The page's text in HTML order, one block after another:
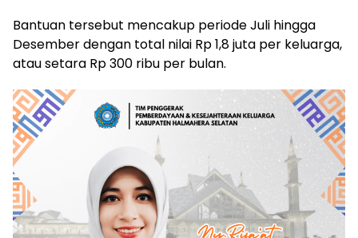
Bantuan tersebut mencakup periode Juli hingga
Desember dengan total nilai Rp 1,8 juta per keluarga,
atau setara Rp 300 ribu per bulan.